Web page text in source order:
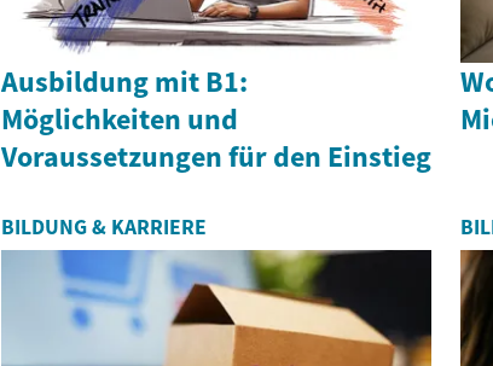
Ausbildung mit B1:
Möglichkeiten und
Voraussetzungen für den Einstieg
BILDUNG & KARRIERE